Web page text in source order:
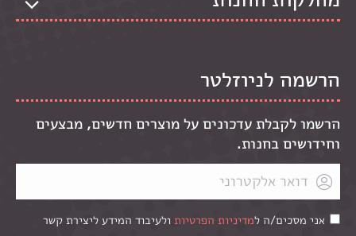
הרשמה לניוזלטר
הרשמו לקבלת עדכונים על מוצרים חדשים, מבצעים
וחידושים בחנות.
אני מסכים/ה למדיניות הפרטיות ולעיבוד המידע ליצירת קשר